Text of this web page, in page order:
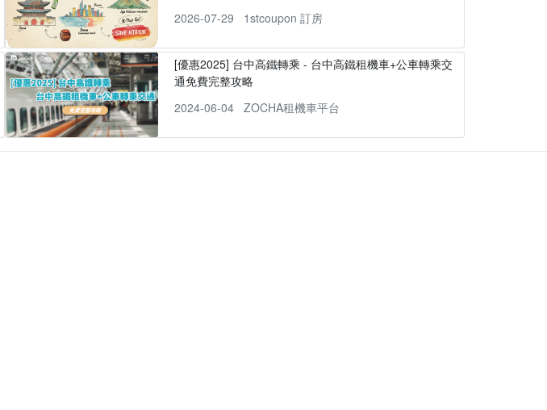
2026-07-29
1stcoupon 訂房
[優惠2025] 台中高鐵轉乘 - 台中高鐵租機車+公車轉乘交
通免費完整攻略
2024-06-04
ZOCHA租機車平台